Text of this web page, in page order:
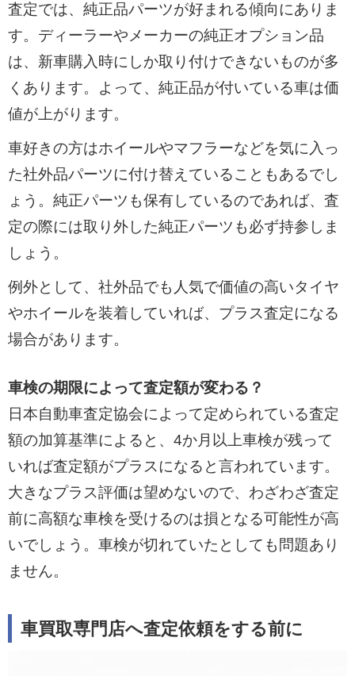
査定では、純正品パーツが好まれる傾向にありま
す。ディーラーやメーカーの純正オプション品
は、新車購入時にしか取り付けできないものが多
くあります。よって、純正品が付いている車は価
値が上がります。
車好きの方はホイールやマフラーなどを気に入っ
た社外品パーツに付け替えていることもあるでし
ょう。純正パーツも保有しているのであれば、査
定の際には取り外した純正パーツも必ず持参しま
しょう。
例外として、社外品でも人気で価値の高いタイヤ
やホイールを装着していれば、プラス査定になる
場合があります。
車検の期限によって査定額が変わる？
日本自動車査定協会によって定められている査定
額の加算基準によると、4か月以上車検が残って
いれば査定額がプラスになると言われています。
大きなプラス評価は望めないので、わざわざ査定
前に高額な車検を受けるのは損となる可能性が高
いでしょう。車検が切れていたとしても問題あり
ません。
車買取専門店へ査定依頼をする前に